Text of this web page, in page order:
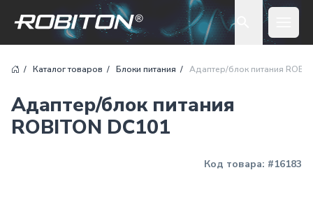
Каталог товаров Блоки питания Адаптер/блок питания
Адаптер/блок питания
ROBITON DC101
Код товара: #16183